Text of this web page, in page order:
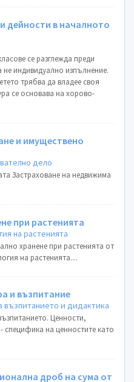
дейности в началното
се разглежда преди
не индивидуално изпълнение.
трябва да владее своя
се основава на хорово-
и имуществено
дело
Застраховане на недвижима
при растенията
на растенията
хранене при растенията от
на растенията....
и възпитание
възпитанието и дидактика
Ценности,
специфика на ценностите като
дроб на сума от